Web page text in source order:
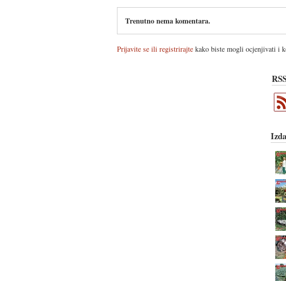
Trenutno nema komentara.
Prijavite se ili registrirajte kako biste mogli ocjenjivati i